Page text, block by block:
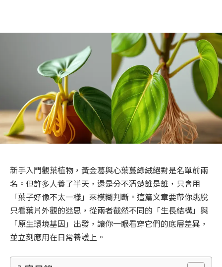
新手入門觀葉植物，黃金葛與心葉蔓綠絨絕對是名單前兩
名。但許多人養了半天，還是分不清楚誰是誰，只會用
「葉子好像不太一樣」來模糊判斷。這篇文章要帶你跳脫
只看葉片外觀的迷思，從兩者截然不同的「生長結構」與
「原生環境基因」出發，讓你一眼看穿它們的底層差異，
並立刻應用在日常養護上。